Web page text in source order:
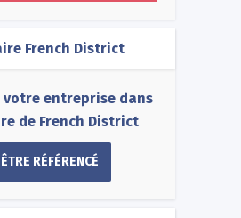
French District
votre entreprise dans
de French District
ÊTRE RÉFÉRENCÉ